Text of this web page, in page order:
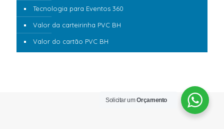
Tecnologia para Eventos 360
Valor da carteirinha PVC BH
Valor do cartão PVC BH
Solicitar umOrçamento